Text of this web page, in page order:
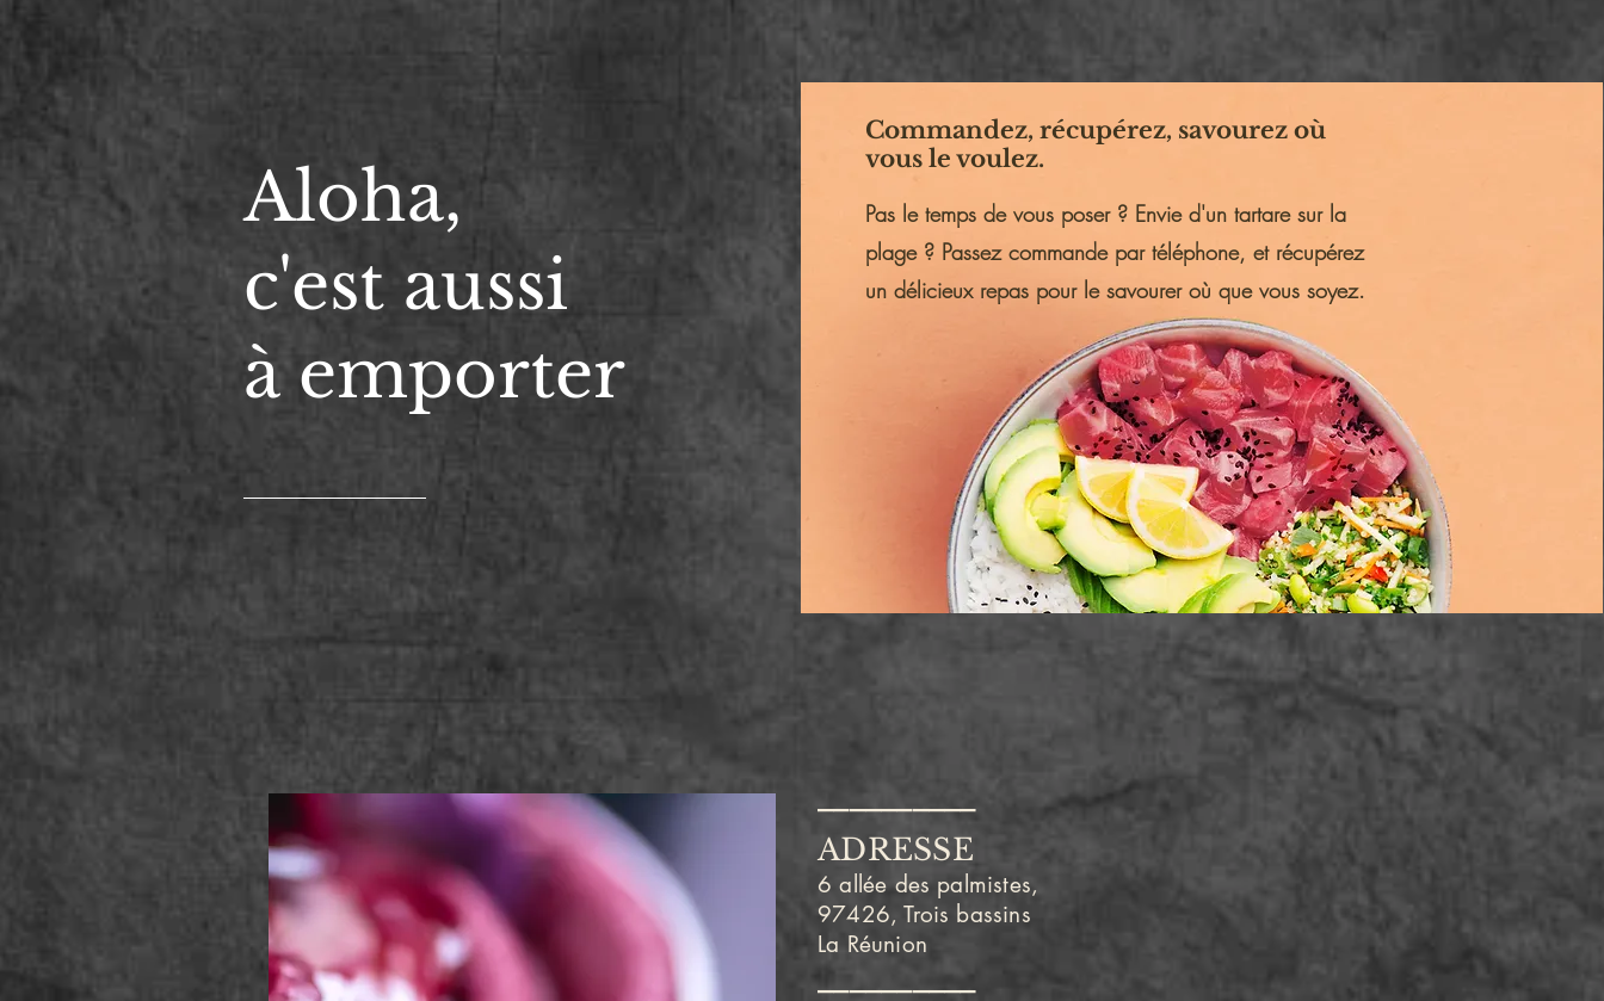
Aloha,
c'est aussi
à emporter
Commandez, récupérez, savourez où
vous le voulez.
Pas le temps de vous poser ? Envie d'un tartare sur la
plage ? Passez commande par téléphone, et récupérez
un délicieux repas pour le savourer où que vous soyez.
ADRESSE
6 allée des palmistes,
97426, Trois bassins
La Réunion
__________